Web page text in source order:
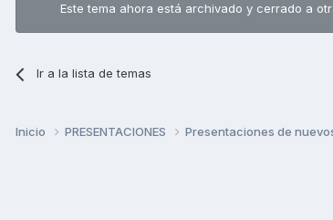
Este tema ahora está archivado y cerrado a
Ir a la lista de temas
Inicio PRESENTACIONES Presentaciones de